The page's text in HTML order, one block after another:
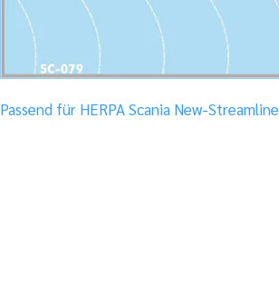
Passend für HERPA Scania New-Streamline